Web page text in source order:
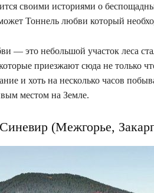
своими историями о
Тоннель любви который
— это небольшой участок леса
приезжают сюда не только
и хоть на несколько часов
местом на Земле.
(Межгорье,